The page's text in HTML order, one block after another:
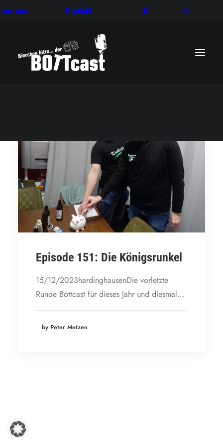
uns Kontakt
Episode 151: Die Königsrunkel
15/12/2023hardinghausenDie vorletzte
Runde Bottcast für dieses Jahr und diesmal…
by Peter Metzen